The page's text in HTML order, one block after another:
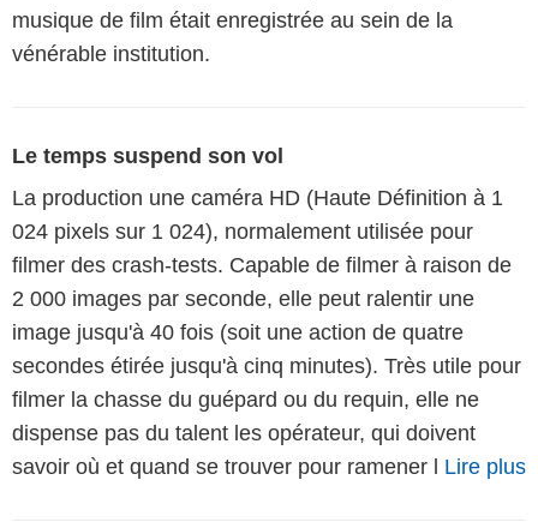
musique de film était enregistrée au sein de la
vénérable institution.
Le temps suspend son vol
La production une caméra HD (Haute Définition à 1
024 pixels sur 1 024), normalement utilisée pour
filmer des crash-tests. Capable de filmer à raison de
2 000 images par seconde, elle peut ralentir une
image jusqu'à 40 fois (soit une action de quatre
secondes étirée jusqu'à cinq minutes). Très utile pour
filmer la chasse du guépard ou du requin, elle ne
dispense pas du talent les opérateur, qui doivent
savoir où et quand se trouver pour ramener l Lire plus